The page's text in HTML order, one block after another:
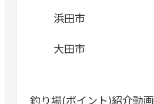
浜田市
大田市
釣り場(ポイント)紹介動画